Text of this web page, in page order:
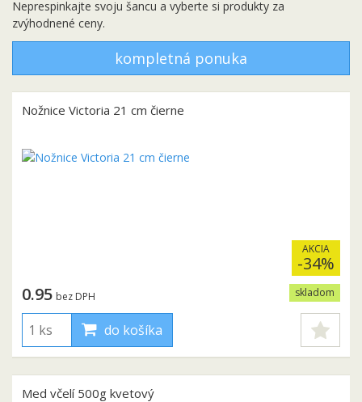
Neprespinkajte svoju šancu a vyberte si produkty za
zvýhodnené ceny.
kompletná ponuka
Nožnice Victoria 21 cm čierne
AKCIA
-34%
skladom
0.95 bez DPH
do košíka
Med včelí 500g kvetový